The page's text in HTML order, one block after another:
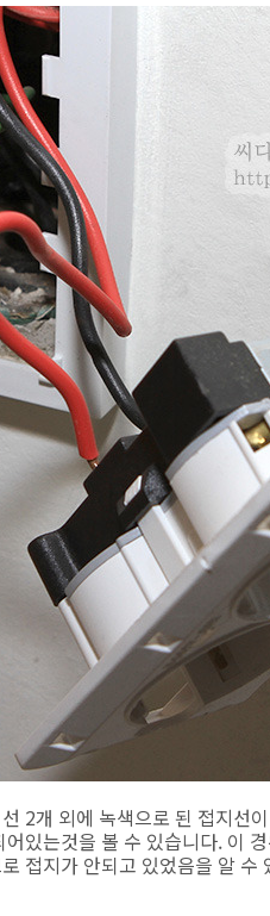
2개 외에 녹색으로 된 접지선
있는것을 볼 수 있습니다. 이
접지가 안되고 있었음을 알 수